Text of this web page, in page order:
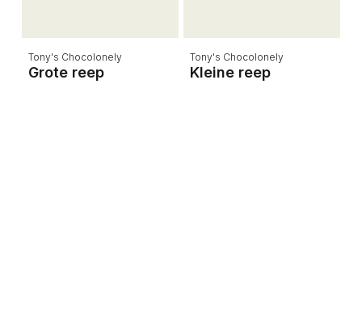
Tony's Chocolonely
Grote reep
Tony's Chocolonely
Kleine reep